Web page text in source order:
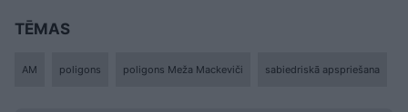
TĒMAS
AM poligons poligons Meža Mackeviči sabiedriskā apspriešana